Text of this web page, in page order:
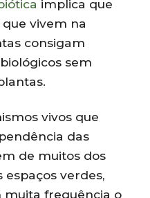
implica que
vivem na
consigam
sem
vivos que
das
de muitos dos
espaços verdes,
frequência o